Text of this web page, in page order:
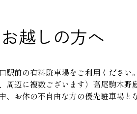
越しの方へ
駅前の有料駐車場をご利用ください。
周辺に複数ございます）高尾駒木野
、お体の不自由な方の優先駐車場と